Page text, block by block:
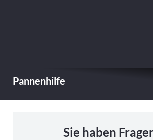
Pannenhilfe
Sie haben